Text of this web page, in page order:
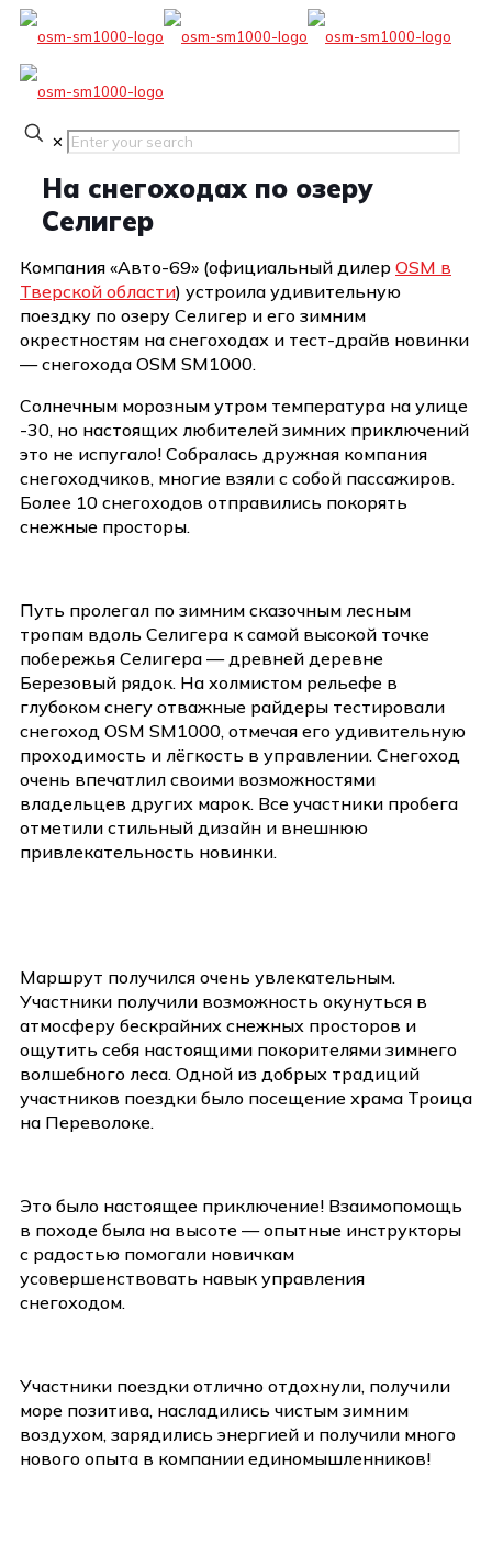
✕
На снегоходах по озеру
Селигер
Компания «Авто-69» (официальный дилер OSM в
Тверской области) устроила удивительную
поездку по озеру Селигер и его зимним
окрестностям на снегоходах и тест-драйв новинки
— снегохода OSM SM1000.
Солнечным морозным утром температура на улице
-30, но настоящих любителей зимних приключений
это не испугало! Собралась дружная компания
снегоходчиков, многие взяли с собой пассажиров.
Более 10 снегоходов отправились покорять
снежные просторы.
Путь пролегал по зимним сказочным лесным
тропам вдоль Селигера к самой высокой точке
побережья Селигера — древней деревне
Березовый рядок. На холмистом рельефе в
глубоком снегу отважные райдеры тестировали
снегоход OSM SM1000, отмечая его удивительную
проходимость и лёгкость в управлении. Снегоход
очень впечатлил своими возможностями
владельцев других марок. Все участники пробега
отметили стильный дизайн и внешнюю
привлекательность новинки.
Маршрут получился очень увлекательным.
Участники получили возможность окунуться в
атмосферу бескрайних снежных просторов и
ощутить себя настоящими покорителями зимнего
волшебного леса. Одной из добрых традиций
участников поездки было посещение храма Троица
на Переволоке.
Это было настоящее приключение! Взаимопомощь
в походе была на высоте — опытные инструкторы
с радостью помогали новичкам
усовершенствовать навык управления
снегоходом.
Участники поездки отлично отдохнули, получили
море позитива, насладились чистым зимним
воздухом, зарядились энергией и получили много
нового опыта в компании единомышленников!